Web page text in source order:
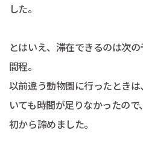
した。
とはいえ、滞在できるのは次
間程。
以前違う動物園に行ったとき
いても時間が足りなかったの
初から諦めました。